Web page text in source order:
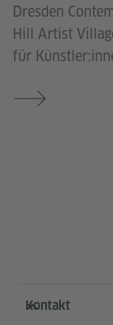
Dresden
Hill Artist
für
Service- und
Kontakt